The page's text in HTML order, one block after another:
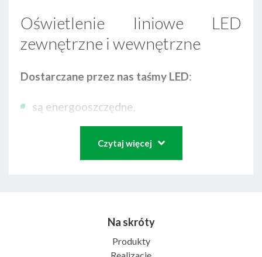
Oświetlenie liniowe LED
zewnętrzne i wewnętrzne
Dostarczane przez nas taśmy LED:
są energooszczędne,
mają szerokie zastosowanie w tworzeniu
świetnych iluminacji konturowych oraz
architektonicznych,
mogą nieustannie pracować nawet przez
50 tys. godzin (np. taśmy LedTEC 12V),
Czytaj więcej
Na skróty
Produkty